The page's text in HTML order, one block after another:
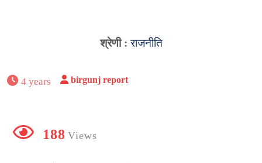
श्रेणी :राजनीति
4 years birgunj report
188 Views